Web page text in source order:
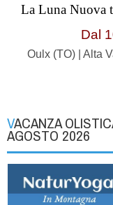
La Luna Nuova
Dal
Oulx (TO) | Alta
VACANZA OLISTICA A "LUNA CRESCENTE" | 17-23
AGOSTO 2026